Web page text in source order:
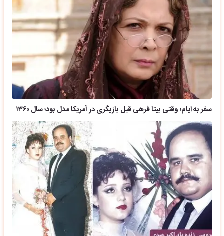
سفر به ایام؛ وقتی بیتا فرهی قبل بازیگری در آمریکا مدل بود؛ سال ۱۳۶۰